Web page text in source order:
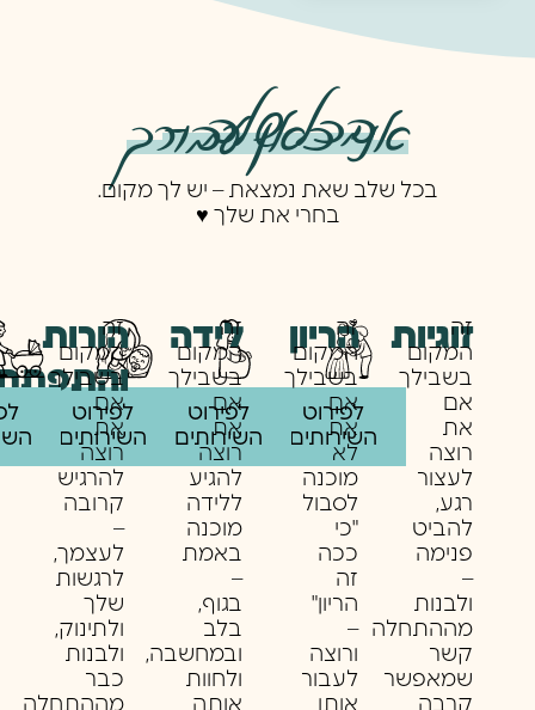
בכל שלב -
אני כאן עבורך
בכל שלב שאת נמצאת – יש לך מקום.
בחרי את שלך ♥️
זוגיות
זה
המקום
בשבילך
אם
את
רוצה
לעצור
רגע,
להביט
פנימה
–
ולבנות
מההתחלה
קשר
שמאפשר
קרבה
לפירוט
השירותים
הריון
זה
המקום
בשבילך
אם
את
לא
מוכנה
לסבול
"כי
ככה
זה
הריון"
–
ורוצה
לעבור
אותו
לפירוט
השירותים
לידה
זה
המקום
בשבילך
אם
את
רוצה
להגיע
ללידה
מוכנה
באמת
–
בגוף,
בלב
ובמחשבה,
ולחוות
אותה
לפירוט
השירותים
הורות
זה
המקום
בשבילך
אם
את
רוצה
להרגיש
קרובה
–
לעצמך,
לרגשות
שלך
ולתינוק,
ולבנות
כבר
מההתחלה